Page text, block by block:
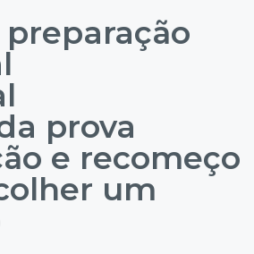
prova
e recomeço
um